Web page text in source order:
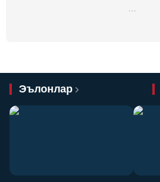
…
Эълонлар